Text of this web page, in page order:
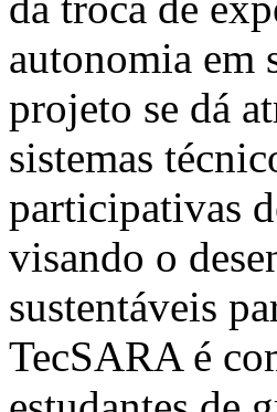
autonomia em
projeto se dá
sistemas
participativas
visando o
sustentáveis
TecSARA é